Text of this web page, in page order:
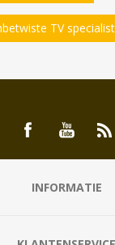
TV
INFORMATIE